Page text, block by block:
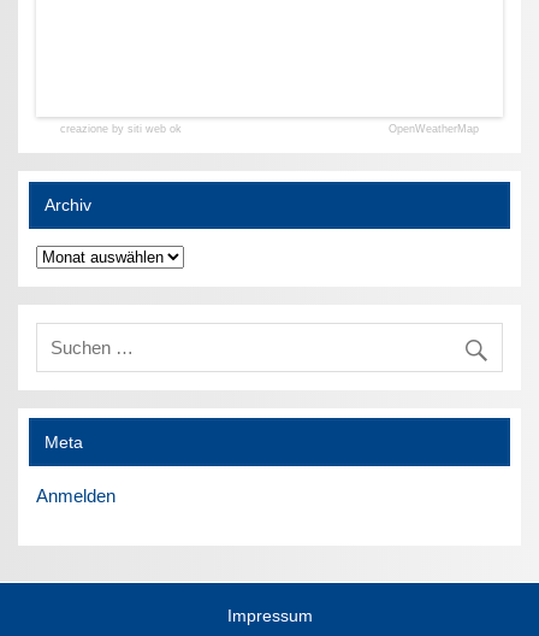
creazione by siti web ok OpenWeatherMap
Archiv
Archiv
Meta
Anmelden
Impressum